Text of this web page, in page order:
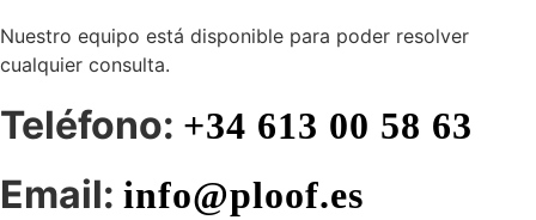
Nuestro equipo está disponible para poder resolver
cualquier consulta.
Teléfono: +34 613 00 58 63
Email: info@ploof.es